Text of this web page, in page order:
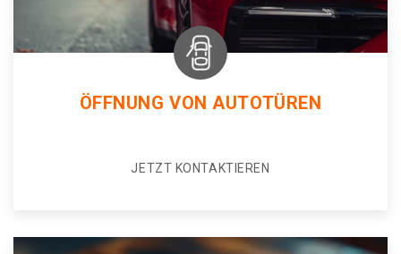
ÖFFNUNG VON AUTOTÜREN
JETZT KONTAKTIEREN